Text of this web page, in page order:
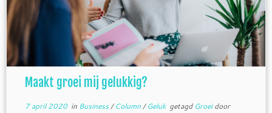
Maakt groei mij gelukkig?
7 april 2020in Business/Column/Geluk getagd Groeidoor